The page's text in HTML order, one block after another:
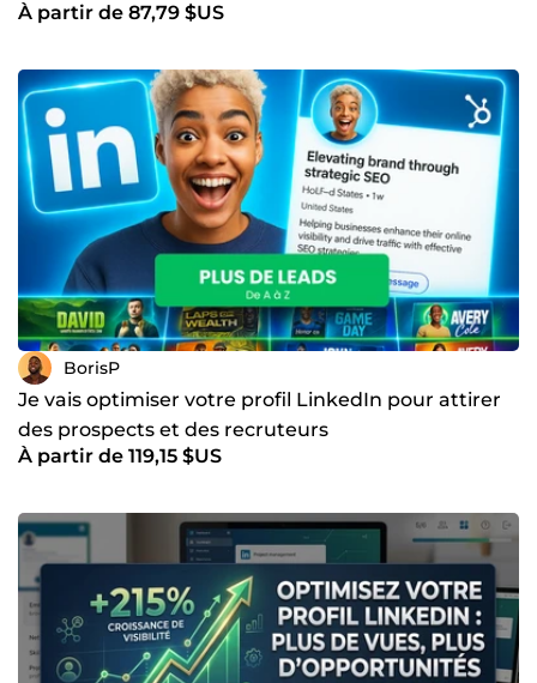
À partir de 87,79 $US
BorisP
Je vais optimiser votre profil LinkedIn pour attirer
des prospects et des recruteurs
À partir de 119,15 $US